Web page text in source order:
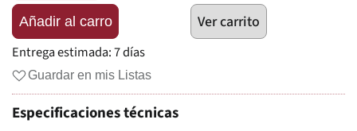
Añadir al carro Ver carrito
Entrega estimada:7 días
Guardar en mis Listas
Especificaciones técnicas